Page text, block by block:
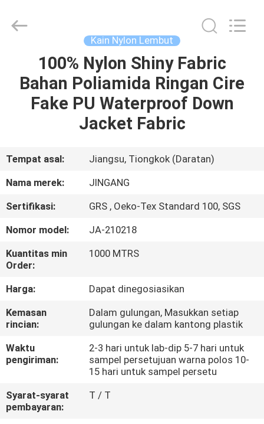
RUMAH
PRODUK
KAMI
PABRIK
KONTROL
KUALITAS
HUBUNGI
KAMI
BERITA
KASUS
Textile
Co.,Ltd.
Kain Nylon Lembut
100% Nylon Shiny Fabric
Bahan Poliamida Ringan Cire
Fake PU Waterproof Down
Jacket Fabric
Tempat asal:
Jiangsu, Tiongkok (Daratan)
Nama merek:
JINGANG
Sertifikasi:
GRS , Oeko-Tex Standard 100, SGS
Nomor model:
JA-210218
Kuantitas min
Order:
1000 MTRS
Harga:
Dapat dinegosiasikan
Kemasan
rincian:
Dalam gulungan, Masukkan setiap
gulungan ke dalam kantong plastik
Waktu
pengiriman:
2-3 hari untuk lab-dip 5-7 hari untuk
sampel persetujuan warna polos 10-
15 hari untuk sampel persetu
Syarat-syarat
pembayaran:
T / T